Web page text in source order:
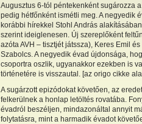
Augusztus 6-tól péntekenként sugározza
pedig hétfőnként ismétli meg. A negyedik
korábbi hírekkel Stohl András
szerint ideiglenesen. Új szereplőként
azóta AVH – tisztjét játssza), Keres Emil
Szabolcs. A negyedik évad újdonsága,
csoportra oszlik, ugyanakkor ezekben is
történetére is visszautal. [az origo cikke
A sugárzott epizódokat követően, az
felkerülnek a honlap letöltés rovatába.
évadról beszéljen, mindazonáltal annyit
folytatásra, mint a harmadik évadot